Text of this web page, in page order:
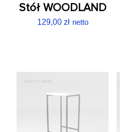
Stół WOODLAND
129,00 zł netto